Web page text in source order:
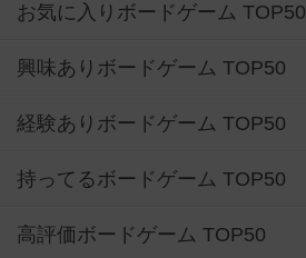
お気に入りボードゲーム TOP50
興味ありボードゲーム TOP50
経験ありボードゲーム TOP50
持ってるボードゲーム TOP50
高評価ボードゲーム TOP50